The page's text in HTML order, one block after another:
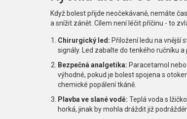
Když bolest přijde neočekávaně, nemáte
a snížit zánět. Cílem není léčit příčinu - to
Chirurgický led: Přiložení ledu na vnější
signály. Led zabalte do tenkého ručníku
Bezpečná analgetika: Paracetamol
výhodné, pokud je bolest spojena s
chemické popálení tkáně.
Plavba ve slané vodě: Teplá voda s
horká, jinak by mohla dráždit již